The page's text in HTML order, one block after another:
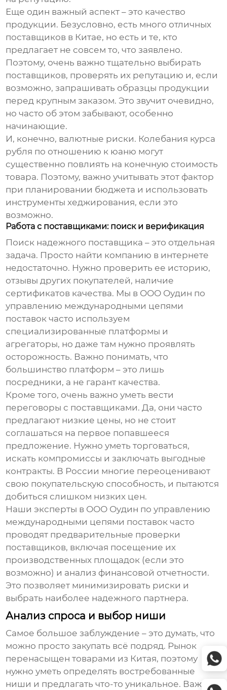
Еще один важный аспект – это качество
продукции. Безусловно, есть много отличных
поставщиков в Китае, но есть и те, кто
предлагает не совсем то, что заявлено.
Поэтому, очень важно тщательно выбирать
поставщиков, проверять их репутацию и, если
возможно, запрашивать образцы продукции
перед крупным заказом. Это звучит очевидно,
но часто об этом забывают, особенно
начинающие.
И, конечно, валютные риски. Колебания курса
рубля по отношению к юаню могут
существенно повлиять на конечную стоимость
товара. Поэтому, важно учитывать этот фактор
при планировании бюджета и использовать
инструменты хеджирования, если это
возможно.
Работа с поставщиками: поиск и верификация
Поиск надежного поставщика – это отдельная
задача. Просто найти компанию в интернете
недостаточно. Нужно проверить ее историю,
отзывы других покупателей, наличие
сертификатов качества. Мы в ООО Оудин по
управлению международными цепями
поставок часто используем
специализированные платформы и
агрегаторы, но даже там нужно проявлять
осторожность. Важно понимать, что
большинство платформ – это лишь
посредники, а не гарант качества.
Кроме того, очень важно уметь вести
переговоры с поставщиками. Да, они часто
предлагают низкие цены, но не стоит
соглашаться на первое попавшееся
предложение. Нужно уметь торговаться,
искать компромиссы и заключать выгодные
контракты. В России многие переоценивают
свою покупательскую способность, и пытаются
добиться слишком низких цен.
Наши эксперты в ООО Оудин по управлению
международными цепями поставок часто
проводят предварительные проверки
поставщиков, включая посещение их
производственных площадок (если это
возможно) и анализ финансовой отчетности.
Это позволяет минимизировать риски и
выбрать наиболее надежного партнера.
Анализ спроса и выбор ниши
Самое большое заблуждение – это думать, что
можно просто закупать всё подряд. Рынок
перенасыщен товарами из Китая, поэтому
нужно уметь определять востребованные
ниши и предлагать что-то уникальное. Важно